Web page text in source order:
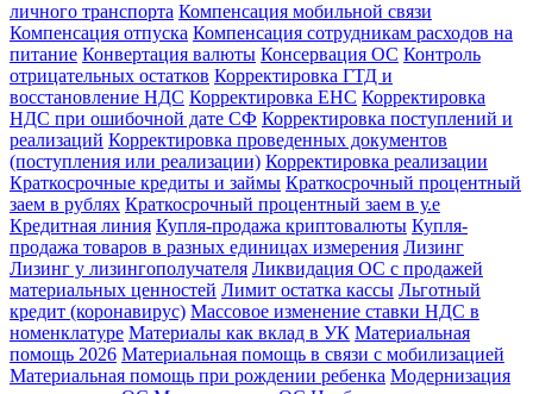
личного транспорта Компенсация мобильной связи
Компенсация отпуска Компенсация сотрудникам расходов на
питание Конвертация валюты Консервация ОС Контроль
отрицательных остатков Корректировка ГТД и
восстановление НДС Корректировка ЕНС Корректировка
НДС при ошибочной дате СФ Корректировка поступлений и
реализаций Корректировка проведенных документов
(поступления или реализации) Корректировка реализации
Краткосрочные кредиты и займы Краткосрочный процентный
заем в рублях Краткосрочный процентный заем в у.е
Кредитная линия Купля-продажа криптовалюты Купля-
продажа товаров в разных единицах измерения Лизинг
Лизинг у лизингополучателя Ликвидация ОС с продажей
материальных ценностей Лимит остатка кассы Льготный
кредит (коронавирус) Массовое изменение ставки НДС в
номенклатуре Материалы как вклад в УК Материальная
помощь 2026 Материальная помощь в связи с мобилизацией
Материальная помощь при рождении ребенка Модернизация